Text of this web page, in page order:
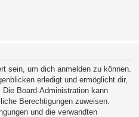
sein, um dich anmelden zu können.
erledigt und ermöglicht dir,
Board-Administration kann
Berechtigungen zuweisen.
und die verwandten